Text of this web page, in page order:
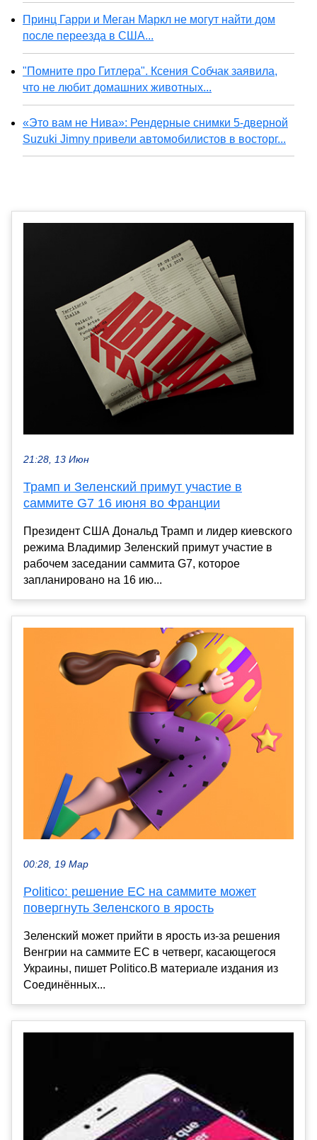
Принц Гарри и Меган Маркл не могут найти дом
после переезда в США...
"Помните про Гитлера". Ксения Собчак заявила,
что не любит домашних животных...
«Это вам не Нива»: Рендерные снимки 5-дверной
Suzuki Jimny привели автомобилистов в восторг...
21:28, 13 Июн
Трамп и Зеленский примут участие в
саммите G7 16 июня во Франции
Президент США Дональд Трамп и лидер киевского
режима Владимир Зеленский примут участие в
рабочем заседании саммита G7, которое
запланировано на 16 ию...
00:28, 19 Мар
Politico: решение ЕС на саммите может
повергнуть Зеленского в ярость
Зеленский может прийти в ярость из-за решения
Венгрии на саммите ЕС в четверг, касающегося
Украины, пишет Politico.В материале издания из
Соединённых...